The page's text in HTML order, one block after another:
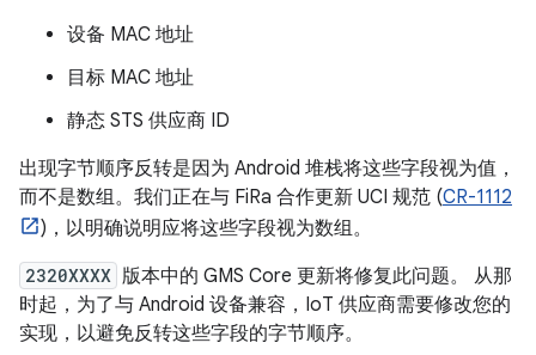
设备 MAC 地址
目标 MAC 地址
静态 STS 供应商 ID
出现字节顺序反转是因为 Android 堆栈将这些字段视为值，
而不是数组。我们正在与 FiRa 合作更新 UCI 规范 (CR-1112
)，以明确说明应将这些字段视为数组。
2320XXXX 版本中的 GMS Core 更新将修复此问题。 从那
时起，为了与 Android 设备兼容，IoT 供应商需要修改您的
实现，以避免反转这些字段的字节顺序。